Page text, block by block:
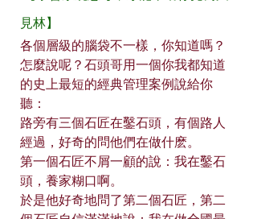
見林】
各個層級的腦袋不一樣，你知道嗎？
怎麼說呢？石頭哥用一個你我都知道
的史上最短的經典管理案例說給你
聽：
路旁有三個石匠在鑿石頭，有個路人
經過，好奇的問他們在做什麽。
第一個石匠不屑一顧的說：我在鑿石
頭，養家糊口啊。
於是他好奇地問了第二個石匠，第二